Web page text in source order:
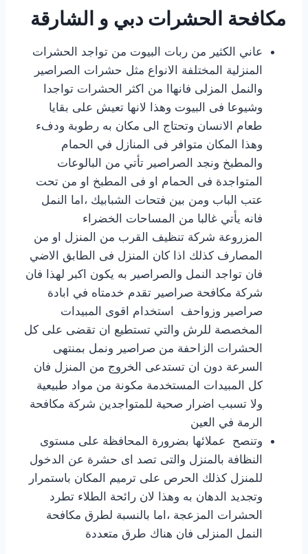
مكافحة الحشرات دبي و الشارقة
عاني الكثير من ربات البيوت من تواجد الحشرات
المنزلية المختلفة الانواع مثل حشرات الصراصير
والنمل المزلى فانهاا من اكثر الحشرات تواجدا
وشيوعا فى البيوت وهذا لانها تعيش على بقايا
طعام الانسان وتحتاج الى مكان به رطوبة ودفء
وهذا المكان متوافر فى المنازل في الحمام
والمطبخ ونجد الصراصير تأتي من البالوعات
المتواجدة فى الحمام او فى المطبخ او من تحت
عتب الباب ومن بين فتحات الشبابيك ،اما النمل
فانه يأتي غالبا من المساحات الخضراء
المزروعة شركة تنظيف القرب من المنزل او من
المصارف كذلك اذا كان المنزل فى الطابق الاضي
فان تواجد النمل والصراصير به يكون اكبر لهذا فان
شركة مكافحة صراصير تقدم خدمتاه في ابادة
صراصير وزواحف استخدام اقوى المبيدات
المخصصة للرش والتي تستطيع ان تقضى على كل
الحشرات الزاحفة من صراصير ونمل بمنتهى
السرعة دون ان تستدعى الخروج من المنزل فان
كل المبيدات المستخدمة مكونة من مواد طبيعية
ولا تسبب اضرار صحية للمتواجدين شركة مكافحة
الرمة في العين
وتنصح عملائها بضرورة المحافظة على مستوى
النظافة بالمنزل والتى تصد اى حشرة عن الدخول
للمنزل كذلك الحرص على ترميم المكان باستمرار
وتجديد الدهان به وهذا لان رائحة الطلاء تطرد
الحشرات المزعجة ،اما بالنسبة لطرق مكافحة
النمل المنزلى فان هناك طرق متعددة